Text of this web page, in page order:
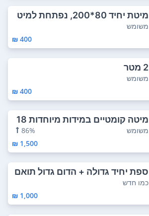
מיטת יחיד 80*200, נפתחת למיט
ה זוגית, עם ...
משומש
400 ₪
2 מטר
משומש
400 ₪
מיטה קומטיים במידות מיוחדות 18
3*72 כולל ...
משומש
86%
1,500 ₪
ספת יחיד גדולה + הדום גדול תואם
כמו חדש
1,000 ₪